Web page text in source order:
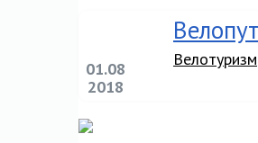
01.08
2018
Велотуризм